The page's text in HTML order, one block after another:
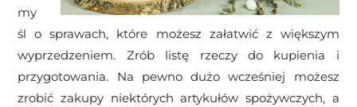
my
śl o sprawach, które możesz załatwić z większym
wyprzedzeniem. Zrób listę rzeczy do kupienia i
przygotowania. Na pewno dużo wcześniej możesz
zrobić zakupy niektórych artykułów spożywczych, a